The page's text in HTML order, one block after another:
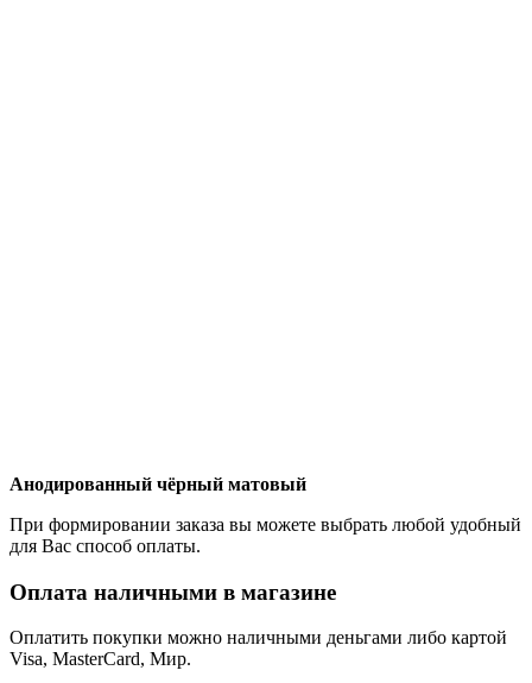
Анодированный чёрный матовый
При формировании заказа вы можете выбрать любой удобный
для Вас способ оплаты.
Оплата наличными в магазине
Оплатить покупки можно наличными деньгами либо картой
Visa, MasterCard, Мир.